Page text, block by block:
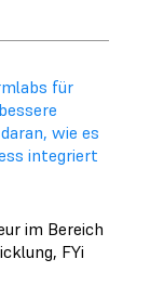
für
wie es
integriert
im Bereich
FYi